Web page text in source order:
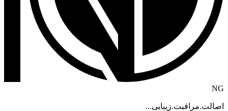
NG
اصالت.مراقبت.زیبایی...